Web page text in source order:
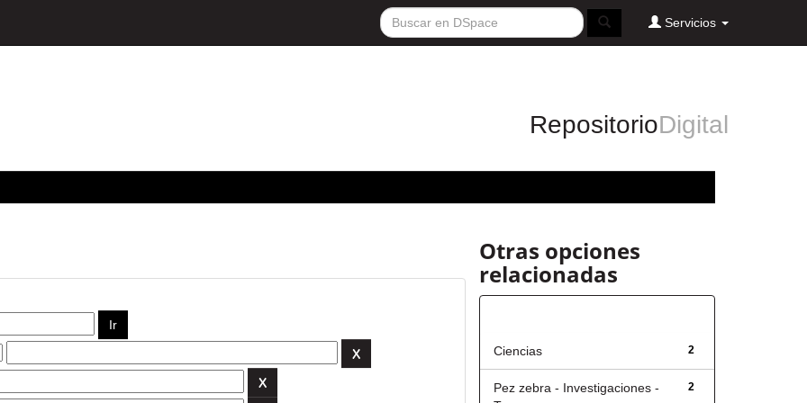
Servicios
RepositorioDigital
Otras opciones
relacionadas
2
Ciencias
2
Pez zebra - Investigaciones -